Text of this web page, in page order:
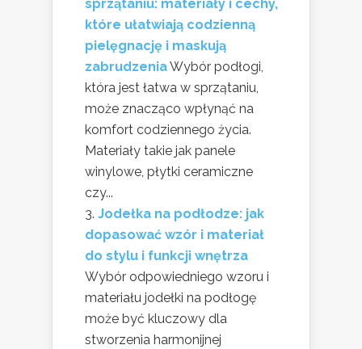
sprzątaniu: materiały i cechy,
które ułatwiają codzienną
pielęgnację i maskują
zabrudzeniaWybór podłogi,
która jest łatwa w sprzątaniu,
może znacząco wpłynąć na
komfort codziennego życia.
Materiały takie jak panele
winylowe, płytki ceramiczne
czy...
Jodełka na podłodze: jak
dopasować wzór i materiał
do stylu i funkcji wnętrza
Wybór odpowiedniego wzoru i
materiału jodełki na podłogę
może być kluczowy dla
stworzenia harmonijnej